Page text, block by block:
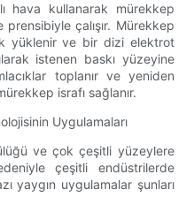
hava kullanarak mürekkep
prensibiyle çalışır. Mürekkep
yüklenir ve bir dizi elektrot
istenen baskı yüzeyine
toplanır ve yeniden
israfı sağlanır.
Uygulamaları
ve çok çeşitli yüzeylere
çeşitli endüstrilerde
yaygın uygulamalar şunları